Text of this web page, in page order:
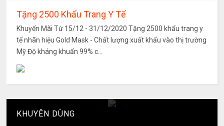
Tặng 2500 Khẩu Trang Y Tế
Khuyến Mãi Từ 15/12 - 31/12/2020 Tặng 2500 khẩu trang y
tế nhãn hiệu Gold Mask - Chất lượng xuất khẩu vào thị trường
Mỹ Độ kháng khuẩn 99% c...
KHUYÊN DÙNG